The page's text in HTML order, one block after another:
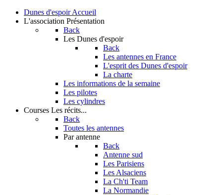
Dunes d'espoir Accueil
L'association Présentation
Back
Les Dunes d'espoir
Back
Les antennes en France
L'esprit des Dunes d'espoir
La charte
Les informations de la semaine
Les pilotes
Les cylindres
Courses Les récits...
Back
Toutes les antennes
Par antenne
Back
Antenne sud
Les Parisiens
Les Alsaciens
La Ch'ti Team
La Normandie